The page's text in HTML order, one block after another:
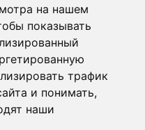
на нашем
показывать
трафик
и понимать,
наши